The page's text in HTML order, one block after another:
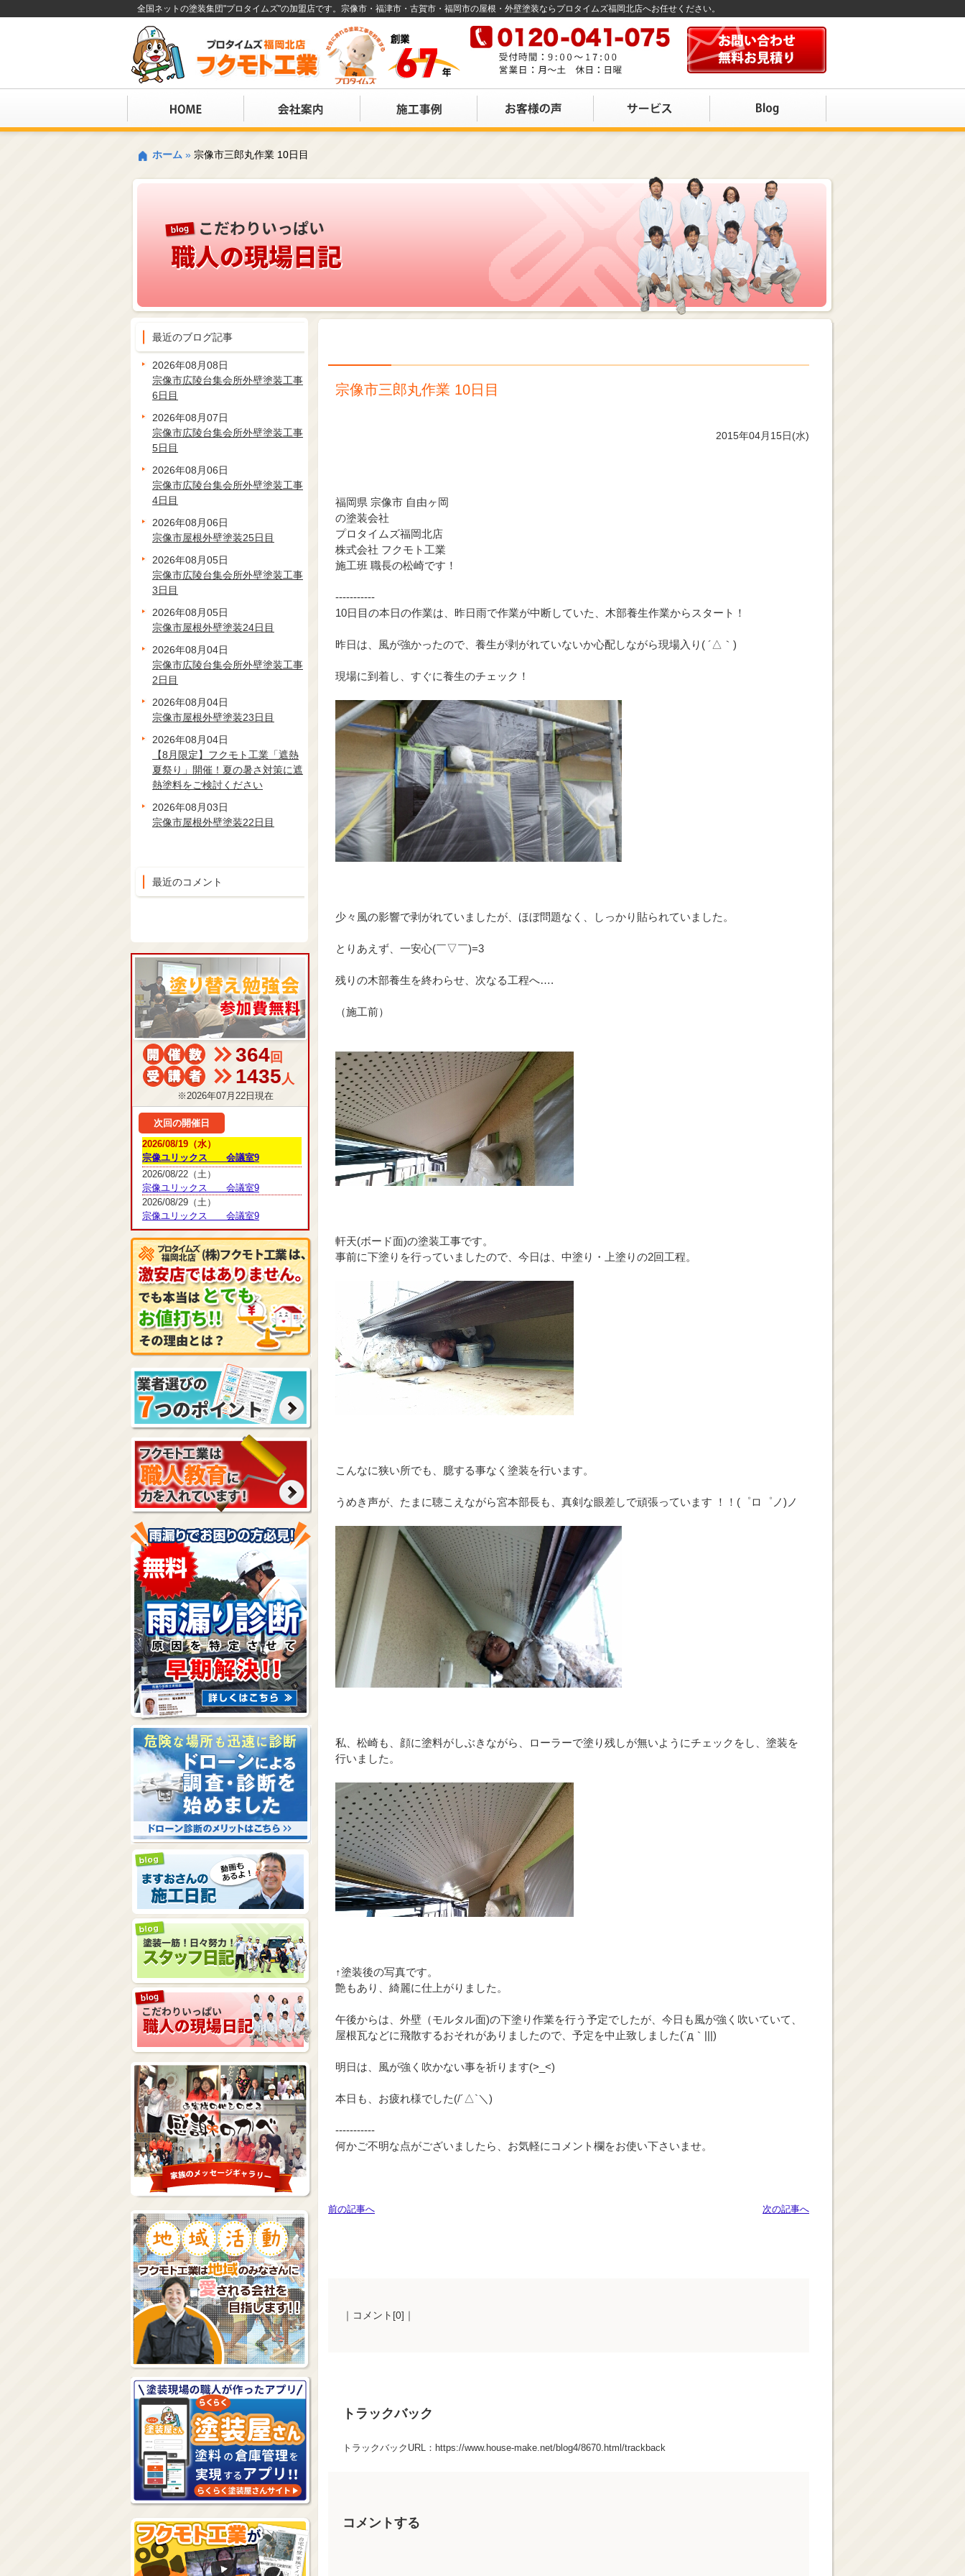
全国ネットの塗装集団"プロタイムズ"の加盟店です。宗像市・福津市・古賀市・福岡市の屋根・外壁塗装ならプロタイムズ福岡北店へお任せください。
ホーム » 宗像市三郎丸作業 10日目
宗像市三郎丸作業 10日目
2015年04月15日(水)
福岡県 宗像市 自由ヶ岡
の塗装会社
プロタイムズ福岡北店
株式会社 フクモト工業
施工班 職長の松崎です！
‐‐‐‐‐‐‐‐‐‐‐
10日目の本日の作業は、昨日雨で作業が中断していた、木部養生作業からスタート！
昨日は、風が強かったので、養生が剥がれていないか心配しながら現場入り( ´△｀)
現場に到着し、すぐに養生のチェック！
少々風の影響で剥がれていましたが、ほぼ問題なく、しっかり貼られていました。
とりあえず、一安心(￣▽￣)=3
残りの木部養生を終わらせ、次なる工程へ….
（施工前）
軒天(ボード面)の塗装工事です。
事前に下塗りを行っていましたので、今日は、中塗り・上塗りの2回工程。
こんなに狭い所でも、臆する事なく塗装を行います。
うめき声が、たまに聴こえながら宮本部長も、真剣な眼差しで頑張っています ！！(゜ロ゜ノ)ノ
私、松崎も、顔に塗料がしぶきながら、ローラーで塗り残しが無いようにチェックをし、塗装を
行いました。
↑塗装後の写真です。
艶もあり、綺麗に仕上がりました。
午後からは、外壁（モルタル面)の下塗り作業を行う予定でしたが、今日も風が強く吹いていて、
屋根瓦などに飛散するおそれがありましたので、予定を中止致しました(´д｀|||)
明日は、風が強く吹かない事を祈ります(>_<)
本日も、お疲れ様でした(/´△`＼)
‐‐‐‐‐‐‐‐‐‐‐
何かご不明な点がございましたら、お気軽にコメント欄をお使い下さいませ。
次の記事へ
前の記事へ
｜コメント[0]｜
トラックバック
トラックバックURL：https://www.house-make.net/blog4/8670.html/trackback
コメントする
最近のブログ記事
2026年08月08日
宗像市広陵台集会所外壁塗装工事
6日目
2026年08月07日
宗像市広陵台集会所外壁塗装工事
5日目
2026年08月06日
宗像市広陵台集会所外壁塗装工事
4日目
2026年08月06日
宗像市屋根外壁塗装25日目
2026年08月05日
宗像市広陵台集会所外壁塗装工事
3日目
2026年08月05日
宗像市屋根外壁塗装24日目
2026年08月04日
宗像市広陵台集会所外壁塗装工事
2日目
2026年08月04日
宗像市屋根外壁塗装23日目
2026年08月04日
【8月限定】フクモト工業「遮熱
夏祭り」開催！夏の暑さ対策に遮
熱塗料をご検討ください
2026年08月03日
宗像市屋根外壁塗装22日目
最近のコメント
364回
1435人
※2026年07月22日現在
次回の開催日
2026/08/19（水）
宗像ユリックス 会議室9
2026/08/22（土）
宗像ユリックス 会議室9
2026/08/29（土）
宗像ユリックス 会議室9